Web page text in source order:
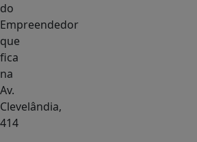
do
Empreendedor
que
fica
na
Av.
Clevelândia,
414